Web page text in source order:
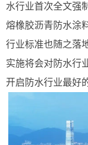
水行业首次全文强
熔橡胶沥青防水涂
行业标准也随之落
实施将会对防水行
开启防水行业最好